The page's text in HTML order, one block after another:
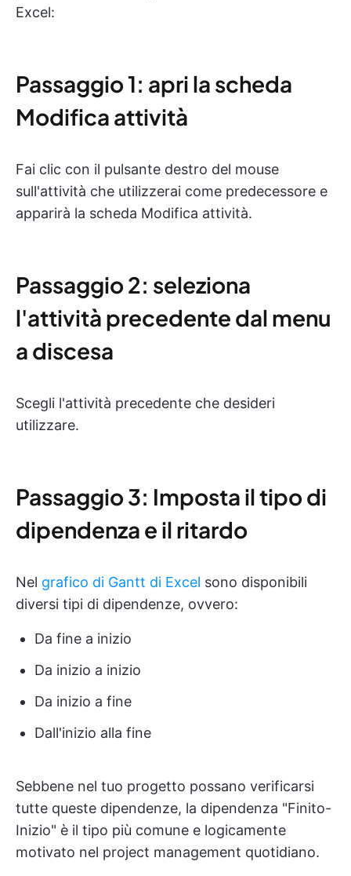
Excel:
Passaggio 1: apri la scheda
Modifica attività
Fai clic con il pulsante destro del mouse
sull'attività che utilizzerai come predecessore e
apparirà la scheda Modifica attività.
Passaggio 2: seleziona
l'attività precedente dal menu
a discesa
Scegli l'attività precedente che desideri
utilizzare.
Passaggio 3: Imposta il tipo di
dipendenza e il ritardo
Nel grafico di Gantt di Excel sono disponibili
diversi tipi di dipendenze, ovvero:
Da fine a inizio
Da inizio a inizio
Da inizio a fine
Dall'inizio alla fine
Sebbene nel tuo progetto possano verificarsi
tutte queste dipendenze, la dipendenza "Finito-
Inizio" è il tipo più comune e logicamente
motivato nel project management quotidiano.